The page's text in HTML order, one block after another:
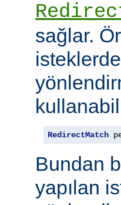
sağlar.
RedirectMatch
Bundan
yapılan